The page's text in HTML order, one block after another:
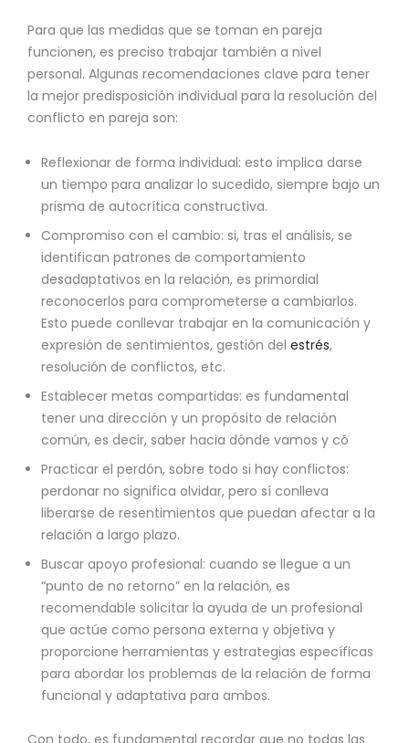
Para que las medidas que se toman en pareja
funcionen, es preciso trabajar también a nivel
personal. Algunas recomendaciones clave para tener
la mejor predisposición individual para la resolución del
conflicto en pareja son:
Reflexionar de forma individual: esto implica darse
un tiempo para analizar lo sucedido, siempre bajo un
prisma de autocrítica constructiva.
Compromiso con el cambio: si, tras el análisis, se
identifican patrones de comportamiento
desadaptativos en la relación, es primordial
reconocerlos para comprometerse a cambiarlos.
Esto puede conllevar trabajar en la comunicación y
expresión de sentimientos, gestión del estrés,
resolución de conflictos, etc.
Establecer metas compartidas: es fundamental
tener una dirección y un propósito de relación
común, es decir, saber hacia dónde vamos y có
Practicar el perdón, sobre todo si hay conflictos:
perdonar no significa olvidar, pero sí conlleva
liberarse de resentimientos que puedan afectar a la
relación a largo plazo.
Buscar apoyo profesional: cuando se llegue a un
“punto de no retorno” en la relación, es
recomendable solicitar la ayuda de un profesional
que actúe como persona externa y objetiva y
proporcione herramientas y estrategias específicas
para abordar los problemas de la relación de forma
funcional y adaptativa para ambos.